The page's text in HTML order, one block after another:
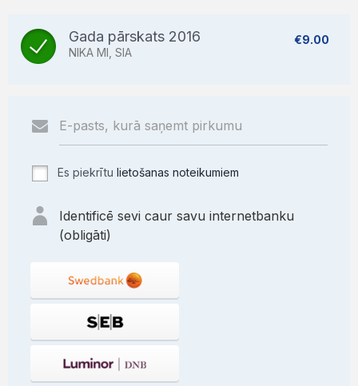
Gada pārskats 2016
NIKA MI, SIA
€9.00
Es piekrītu lietošanas noteikumiem
Identificē sevi caur savu internetbanku
(obligāti)